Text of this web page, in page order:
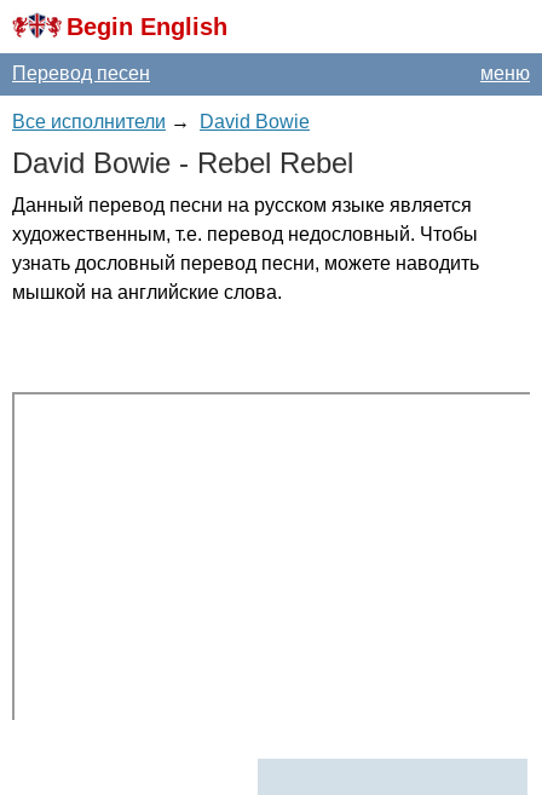
Begin English
меню
Перевод песен
Все исполнители → David Bowie
David Bowie - Rebel Rebel
Данный перевод песни на русском языке является
художественным, т.е. перевод недословный. Чтобы
узнать дословный перевод песни, можете наводить
мышкой на английские слова.